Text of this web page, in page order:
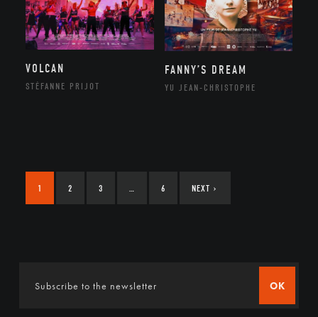
VOLCAN
STÉFANNE PRIJOT
FANNY’S DREAM
YU JEAN-CHRISTOPHE
1 2 3 … 6 NEXT ›
OK